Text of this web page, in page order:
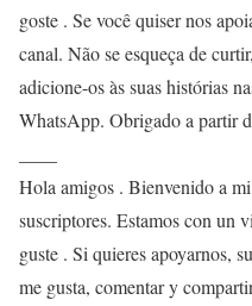
goste . Se você quiser nos
canal. Não se esqueça de
adicione-os às suas histórias
WhatsApp. Obrigado a partir
Hola amigos . Bienvenido a
suscriptores. Estamos con un
guste . Si quieres apoyarnos,
me gusta, comentar y